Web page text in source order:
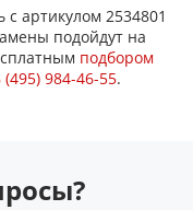
артикулом 2534801
подойдут на
подбором
(495) 984-46-55.